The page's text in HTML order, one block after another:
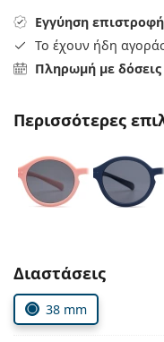
Prada
Εγγύηση
Το έχουν ήδη
Πληρωμή με δόσεις
Περισσότερες
Συμπληρώστε
Διαστάσεις
38 mm